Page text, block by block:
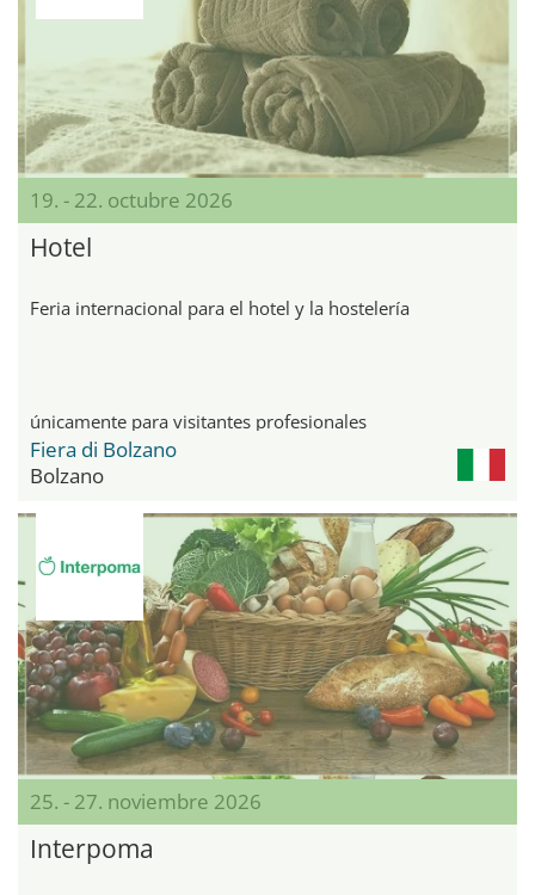
19. - 22. octubre 2026
Hotel
Feria internacional para el hotel y la hostelería
únicamente para visitantes profesionales
Fiera di Bolzano
Bolzano
25. - 27. noviembre 2026
Interpoma